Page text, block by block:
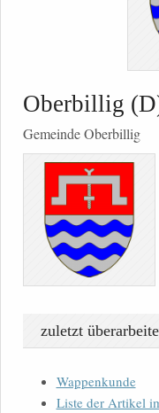
Oberbillig
Gemeinde Oberbillig
zuletzt
Wappenkunde
Liste der Artikel